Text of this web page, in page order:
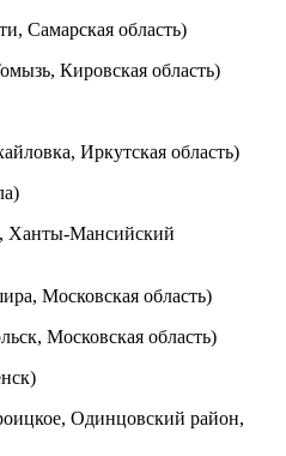
Самарская область)
Кировская область)
Иркутская область)
Ханты-Мансийский
Московская область)
Московская область)
Одинцовский район,